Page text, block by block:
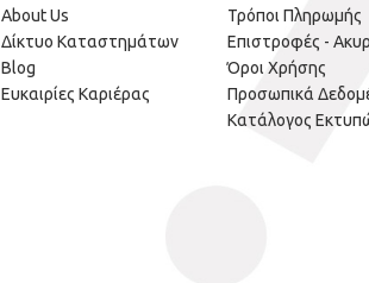
About Us
Δίκτυο Καταστημάτων
Blog
Ευκαιρίες Καριέρας
Τρόποι Πληρωμής
Επιστροφές -
Όροι Χρήσης
Προσωπικά
Κατάλογος